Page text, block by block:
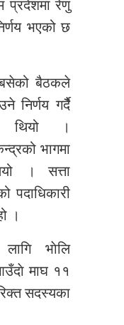
प्रदेशमा रेणु
भएको छ
बैठकले
निर्णय गर्दैै
थियो ।
भागमा
। सत्ता
पदाधिकारी
।
भाेलि
माघ ११
सदस्यका